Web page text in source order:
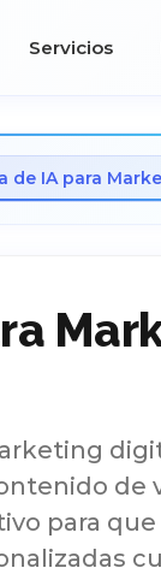
Servicios
de IA para
de
para